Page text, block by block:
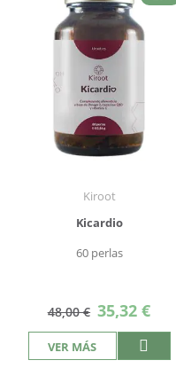
Kiroot
Kicardio
60 perlas
48,00 € Precio
especial
35,32 €
VER MÁS